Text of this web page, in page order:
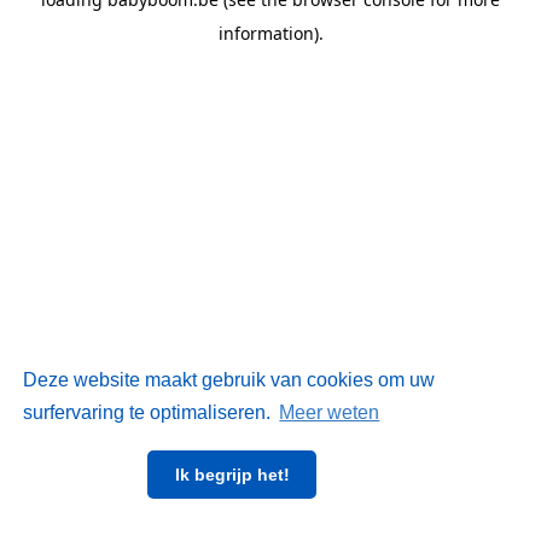
Deze website maakt gebruik van cookies om uw
surfervaring te optimaliseren. Meer weten
Ik begrijp het!
information).